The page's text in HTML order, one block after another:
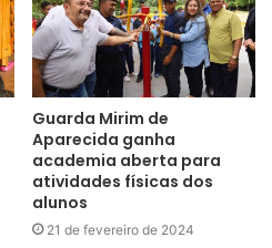
Guarda Mirim de
Aparecida ganha
academia aberta para
atividades físicas dos
alunos
21 de fevereiro de 2024